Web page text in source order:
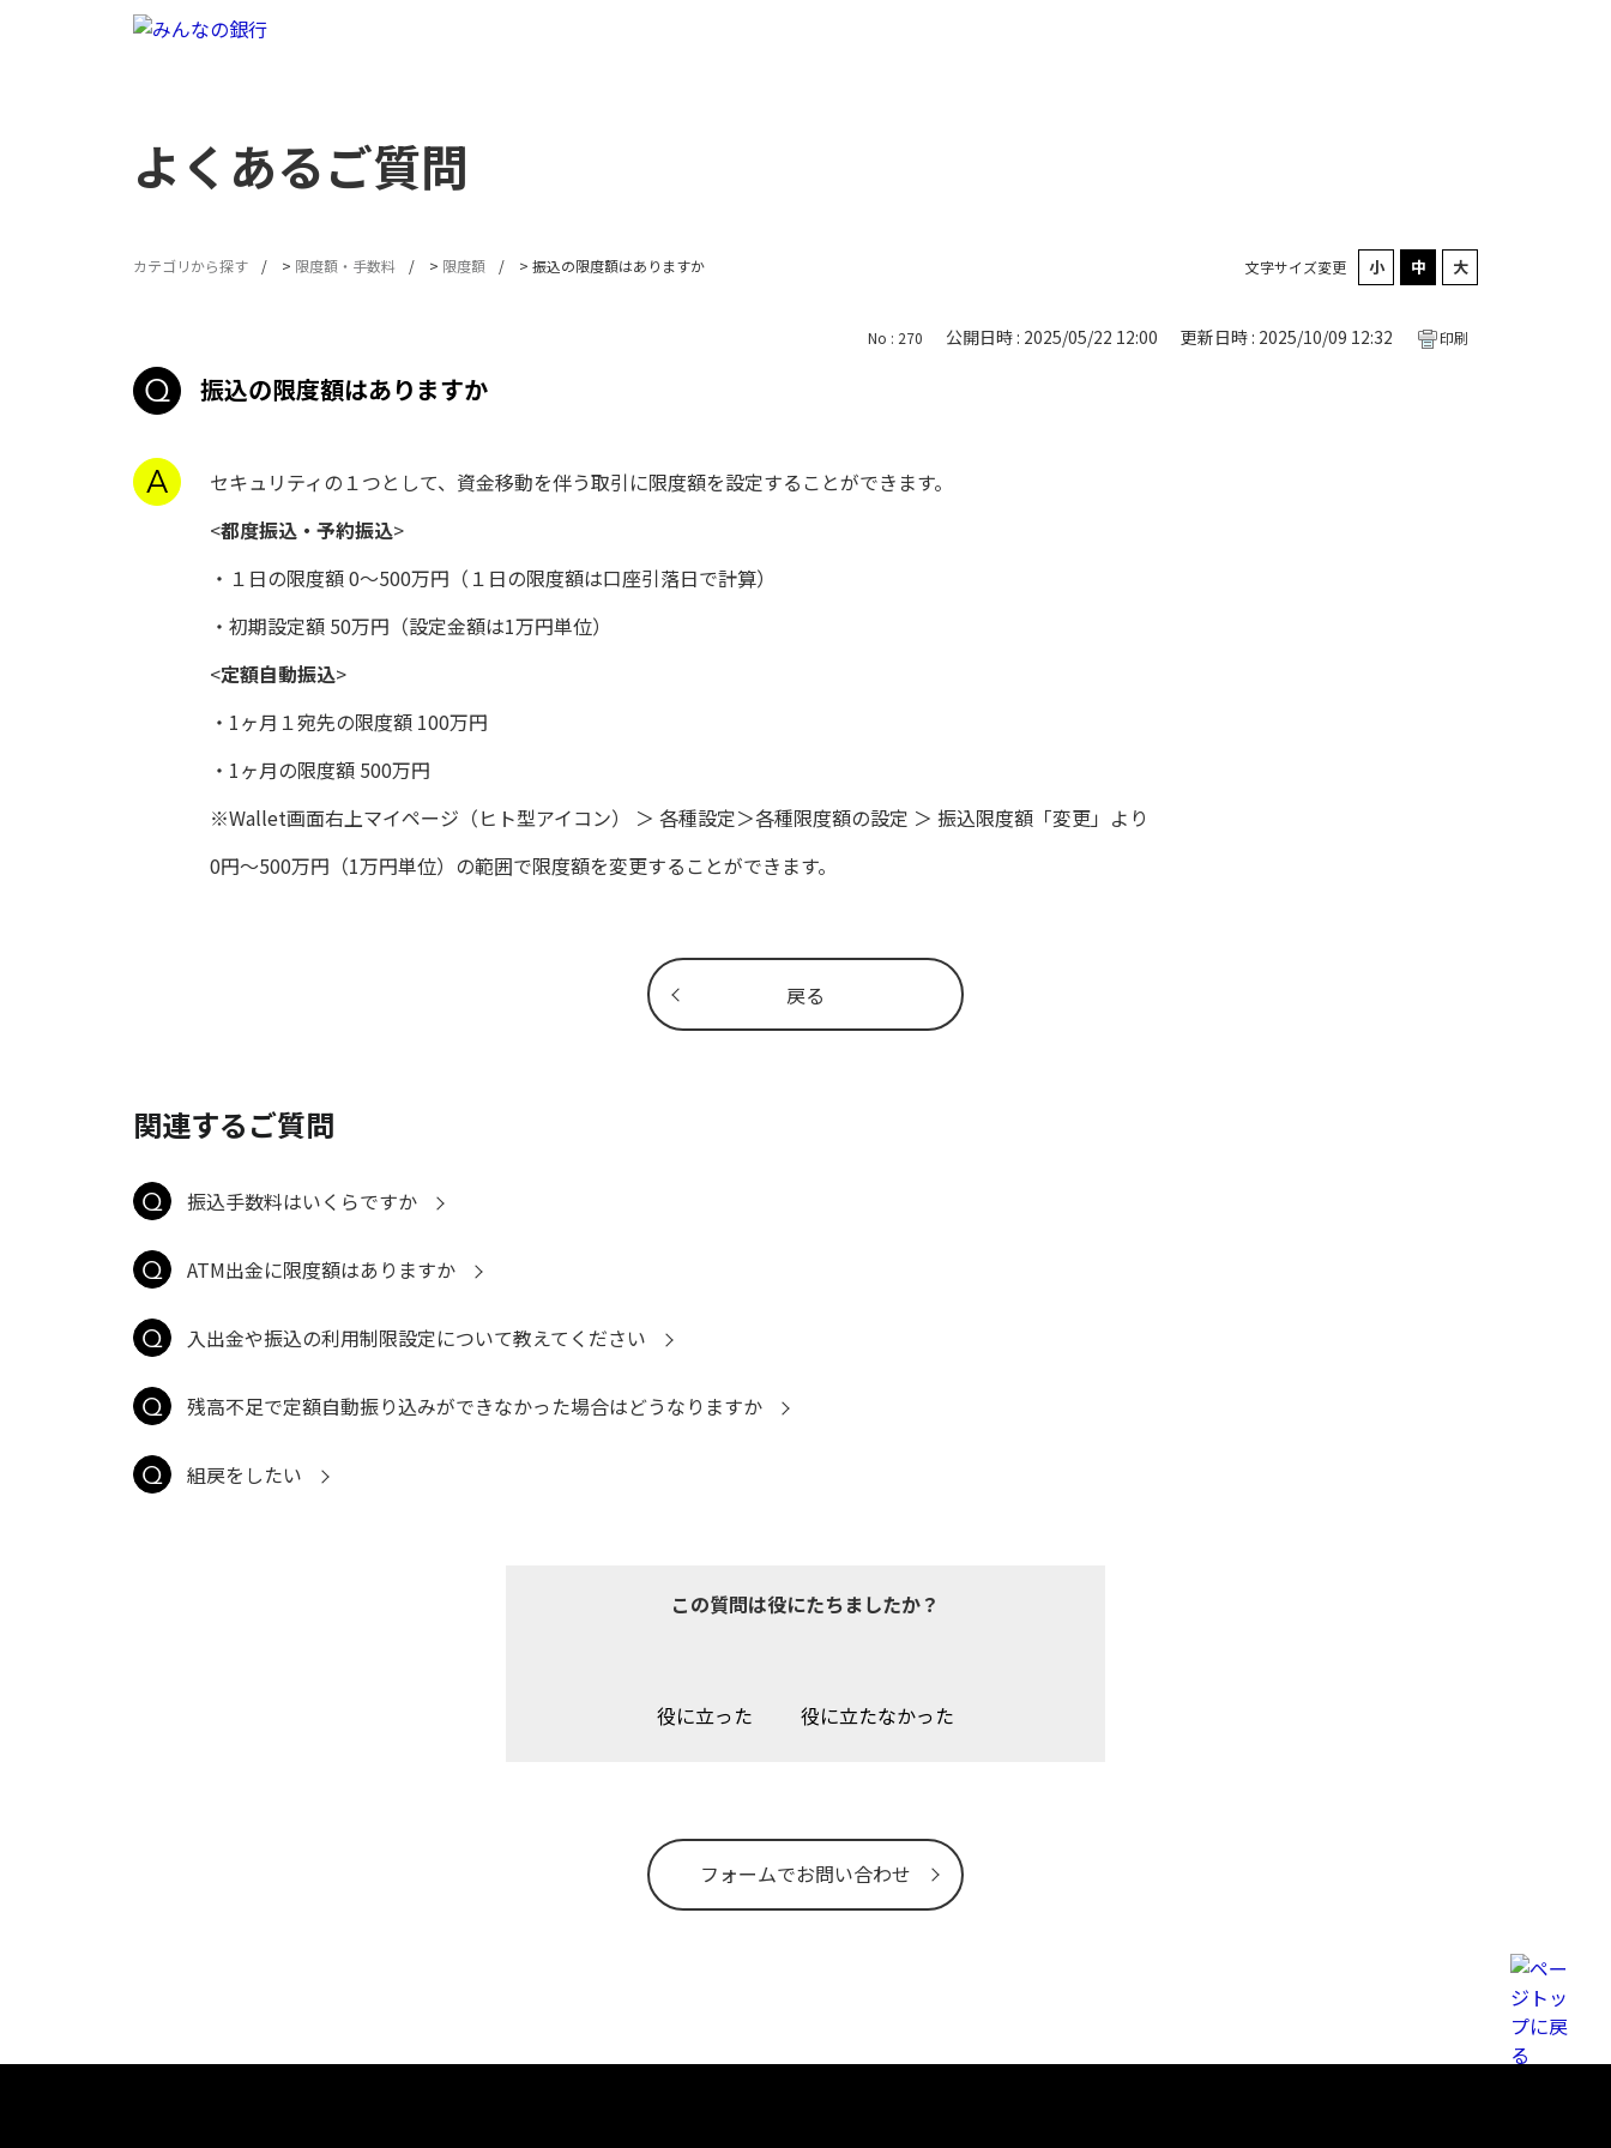
よくあるご質問
文字サイズ変更
カテゴリから探す > 限度額・手数料 > 限度額 > 振込の限度額はありますか
戻る
No : 270 公開日時 : 2025/05/22 12:00 更新日時 : 2025/10/09 12:32 印刷
振込の限度額はありますか
セキュリティの１つとして、資金移動を伴う取引に限度額を設定することができます。
<都度振込・予約振込>
・１日の限度額 0～500万円（１日の限度額は口座引落日で計算）
・初期設定額 50万円（設定金額は1万円単位）
<定額自動振込>
・1ヶ月１宛先の限度額 100万円
・1ヶ月の限度額 500万円
※Wallet画面右上マイページ（ヒト型アイコン） ＞ 各種設定＞各種限度額の設定 ＞ 振込限度額「変更」より
0円～500万円（1万円単位）の範囲で限度額を変更することができます。
関連するご質問
振込手数料はいくらですか
ATM出金に限度額はありますか
入出金や振込の利用制限設定について教えてください
残高不足で定額自動振り込みができなかった場合はどうなりますか
組戻をしたい
この質問は役にたちましたか？
役に立った 役に立たなかった
フォームでお問い合わせ